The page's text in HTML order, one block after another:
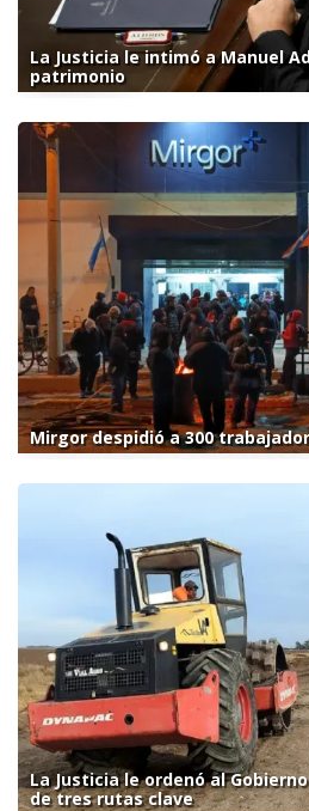
La Justicia le intimó a Manuel
patrimonio
Mirgor despidió a 300
La Justicia le ordenó al
de tres rutas clave